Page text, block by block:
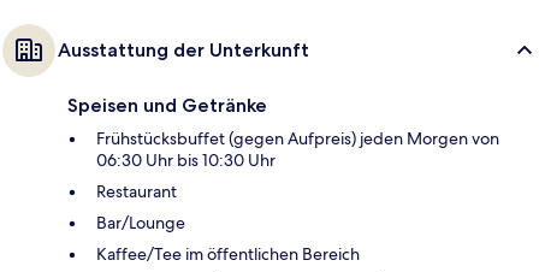
Ausstattung der Unterkunft
Speisen und Getränke
Frühstücksbuffet (gegen Aufpreis) jeden Morgen von
06:30 Uhr bis 10:30 Uhr
Restaurant
Bar/Lounge
Kaffee/Tee im öffentlichen Bereich